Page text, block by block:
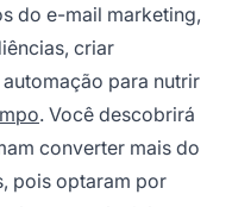
do e-mail marketing,
criar
para nutrir
. Você descobrirá
converter mais do
pois optaram por